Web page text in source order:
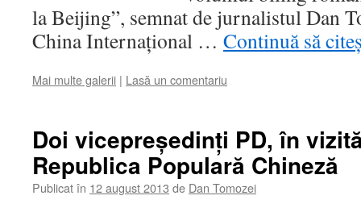
la Beijing”, semnat de jurnalistul Dan
China Internaţional … Continuă să
Mai multe galerii | Lasă un comentariu
Doi vicepreşedinţi PD, în
Republica Populară Chineză
Publicat în 12 august 2013 de Dan Tomozei